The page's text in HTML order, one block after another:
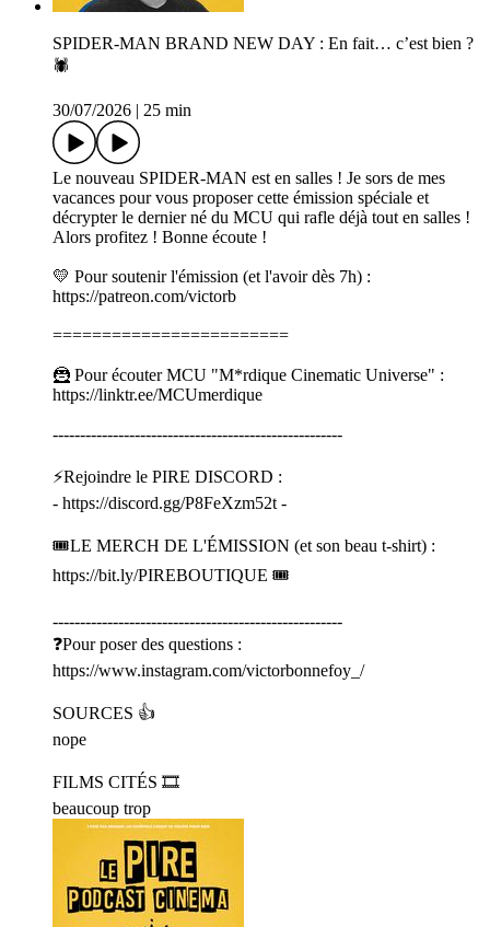
SPIDER-MAN BRAND NEW DAY : En fait… c’est bien ?
🕷️
30/07/2026 25 min
Le nouveau SPIDER-MAN est en salles ! Je sors de mes
vacances pour vous proposer cette émission spéciale et
décrypter le dernier né du MCU qui rafle déjà tout en salles !
Alors profitez ! Bonne écoute !
💛 Pour soutenir l'émission (et l'avoir dès 7h) :
⁠⁠⁠⁠⁠⁠⁠⁠⁠⁠⁠⁠⁠⁠⁠⁠⁠⁠⁠⁠⁠⁠⁠⁠⁠⁠⁠⁠⁠⁠⁠⁠⁠⁠⁠⁠⁠⁠⁠⁠⁠⁠⁠⁠⁠⁠⁠⁠⁠⁠⁠⁠⁠⁠⁠⁠⁠⁠⁠⁠⁠⁠⁠⁠⁠⁠⁠⁠⁠⁠⁠⁠⁠⁠⁠⁠⁠⁠⁠⁠⁠⁠⁠⁠⁠⁠⁠⁠⁠⁠⁠⁠⁠⁠⁠⁠⁠⁠⁠⁠⁠⁠⁠⁠⁠⁠⁠⁠⁠⁠⁠⁠⁠⁠⁠⁠⁠⁠⁠⁠⁠⁠⁠⁠⁠⁠https://patreon.com/victorb⁠⁠⁠⁠⁠⁠⁠⁠⁠⁠⁠⁠⁠⁠⁠⁠⁠⁠⁠⁠⁠⁠⁠⁠⁠⁠⁠⁠⁠⁠⁠⁠⁠⁠⁠⁠⁠⁠⁠⁠⁠⁠⁠⁠⁠⁠⁠⁠⁠⁠⁠⁠⁠⁠⁠⁠⁠⁠⁠⁠⁠⁠⁠⁠⁠⁠⁠⁠⁠⁠⁠⁠⁠⁠⁠⁠⁠⁠⁠⁠⁠⁠⁠⁠⁠⁠⁠⁠⁠⁠⁠⁠⁠⁠⁠⁠⁠⁠⁠⁠⁠⁠⁠⁠⁠⁠⁠⁠⁠⁠⁠⁠⁠⁠⁠⁠⁠⁠⁠⁠⁠⁠⁠⁠⁠⁠
========================
🦹 Pour écouter MCU "M*rdique Cinematic Universe" :
⁠⁠⁠⁠⁠⁠⁠⁠⁠⁠⁠⁠⁠⁠⁠⁠⁠⁠⁠⁠⁠⁠⁠⁠⁠⁠⁠⁠⁠⁠⁠⁠⁠⁠⁠⁠⁠⁠⁠⁠⁠⁠⁠⁠⁠⁠⁠⁠⁠⁠⁠⁠⁠⁠⁠⁠⁠⁠⁠⁠⁠⁠⁠⁠⁠⁠⁠⁠⁠⁠⁠⁠⁠⁠⁠⁠⁠⁠⁠⁠⁠⁠⁠⁠⁠⁠⁠⁠⁠⁠⁠⁠⁠⁠⁠⁠⁠⁠⁠⁠⁠⁠⁠⁠⁠⁠⁠⁠⁠⁠⁠⁠⁠⁠⁠⁠⁠⁠⁠⁠⁠⁠⁠⁠⁠⁠https://linktr.ee/MCUmerdique⁠⁠⁠⁠⁠⁠⁠⁠⁠⁠⁠⁠⁠⁠⁠⁠⁠⁠⁠⁠⁠⁠⁠⁠⁠⁠⁠⁠⁠⁠⁠⁠⁠⁠⁠⁠⁠⁠⁠⁠⁠⁠⁠⁠⁠⁠⁠⁠⁠⁠⁠⁠⁠⁠⁠⁠⁠⁠⁠⁠⁠⁠⁠⁠⁠⁠⁠⁠⁠⁠⁠⁠⁠⁠⁠⁠⁠⁠⁠⁠⁠⁠⁠⁠⁠⁠⁠⁠⁠⁠⁠⁠⁠⁠⁠⁠⁠⁠⁠⁠⁠⁠⁠⁠⁠⁠⁠⁠⁠⁠⁠⁠⁠⁠⁠⁠⁠⁠⁠⁠⁠⁠⁠⁠⁠⁠
-----------------------------------------------------
⚡Rejoindre le PIRE DISCORD :
- ⁠⁠⁠⁠⁠⁠⁠⁠⁠⁠⁠⁠⁠⁠⁠⁠⁠⁠⁠⁠⁠⁠⁠⁠⁠⁠⁠⁠⁠⁠⁠⁠⁠⁠⁠⁠⁠⁠⁠⁠⁠⁠⁠⁠⁠⁠⁠⁠⁠⁠⁠⁠⁠⁠⁠⁠⁠⁠⁠⁠⁠⁠⁠⁠⁠⁠⁠⁠⁠⁠⁠⁠⁠⁠⁠⁠⁠⁠⁠⁠⁠⁠⁠⁠⁠⁠⁠⁠⁠⁠⁠⁠⁠⁠⁠⁠⁠⁠⁠⁠⁠⁠⁠⁠⁠⁠⁠⁠⁠⁠⁠⁠⁠⁠⁠⁠⁠⁠⁠⁠⁠⁠⁠⁠⁠⁠https://discord.gg/P8FeXzm52t⁠⁠⁠⁠⁠⁠⁠⁠⁠⁠⁠⁠⁠⁠⁠⁠⁠⁠⁠⁠⁠⁠⁠⁠⁠⁠⁠⁠⁠⁠⁠⁠⁠⁠⁠⁠⁠⁠⁠⁠⁠⁠⁠⁠⁠⁠⁠⁠⁠⁠⁠⁠⁠⁠⁠⁠⁠⁠⁠⁠⁠⁠⁠⁠⁠⁠⁠⁠⁠⁠⁠⁠⁠⁠⁠⁠⁠⁠⁠⁠⁠⁠⁠⁠⁠⁠⁠⁠⁠⁠⁠⁠⁠⁠⁠⁠⁠⁠⁠⁠⁠⁠⁠⁠⁠⁠⁠⁠⁠⁠⁠⁠⁠⁠⁠⁠⁠⁠⁠⁠⁠⁠⁠⁠⁠⁠ -
🎟️LE MERCH DE L'ÉMISSION (et son beau t-shirt) :
⁠⁠⁠⁠⁠⁠⁠⁠⁠⁠⁠⁠⁠⁠⁠⁠⁠⁠⁠⁠⁠⁠⁠⁠⁠⁠⁠⁠⁠⁠⁠⁠⁠⁠⁠⁠⁠⁠⁠⁠⁠⁠⁠⁠⁠⁠⁠⁠⁠⁠⁠⁠⁠⁠⁠⁠⁠⁠⁠⁠⁠⁠⁠⁠⁠⁠⁠⁠⁠⁠⁠⁠⁠⁠⁠⁠⁠⁠⁠⁠⁠⁠⁠⁠⁠⁠⁠⁠⁠⁠⁠⁠⁠⁠⁠⁠⁠⁠⁠⁠⁠⁠⁠⁠⁠⁠⁠⁠⁠⁠⁠⁠⁠⁠⁠⁠⁠⁠⁠⁠⁠⁠⁠⁠⁠⁠https://bit.ly/PIREBOUTIQUE⁠⁠⁠⁠⁠⁠⁠⁠⁠⁠⁠⁠⁠⁠⁠⁠⁠⁠⁠⁠⁠⁠⁠⁠⁠⁠⁠⁠⁠⁠⁠⁠⁠⁠⁠⁠⁠⁠⁠⁠⁠⁠⁠⁠⁠⁠⁠⁠⁠⁠⁠⁠⁠⁠⁠⁠⁠⁠⁠⁠⁠⁠⁠⁠⁠⁠⁠⁠⁠⁠⁠⁠⁠⁠⁠⁠⁠⁠⁠⁠⁠⁠⁠⁠⁠⁠⁠⁠⁠⁠⁠⁠⁠⁠⁠⁠⁠⁠⁠⁠⁠⁠⁠⁠⁠⁠⁠⁠⁠⁠⁠⁠⁠⁠⁠⁠⁠⁠⁠⁠⁠⁠⁠⁠⁠⁠ 🎟️
-----------------------------------------------------
❓Pour poser des questions :
⁠⁠⁠⁠⁠⁠⁠⁠⁠⁠⁠⁠⁠⁠⁠⁠⁠⁠⁠⁠⁠⁠⁠⁠⁠⁠⁠⁠⁠⁠⁠⁠⁠⁠⁠⁠⁠⁠⁠⁠⁠⁠⁠⁠⁠⁠⁠⁠⁠⁠⁠⁠⁠⁠⁠⁠⁠⁠⁠⁠⁠⁠⁠⁠⁠⁠⁠⁠⁠⁠⁠⁠⁠⁠⁠⁠⁠⁠⁠⁠⁠⁠⁠⁠⁠⁠⁠⁠⁠⁠⁠⁠⁠⁠⁠⁠⁠⁠⁠⁠⁠⁠⁠⁠⁠⁠⁠⁠⁠⁠⁠⁠⁠⁠⁠⁠⁠⁠⁠⁠⁠⁠⁠⁠⁠⁠https://www.instagram.com/victorbonnefoy_/⁠⁠⁠⁠⁠⁠⁠⁠⁠⁠⁠⁠⁠⁠⁠⁠⁠⁠⁠⁠⁠⁠⁠⁠⁠⁠⁠⁠⁠⁠⁠⁠⁠⁠⁠⁠⁠⁠⁠⁠⁠⁠⁠⁠⁠⁠⁠⁠⁠⁠⁠⁠⁠⁠⁠⁠⁠⁠⁠⁠⁠⁠⁠⁠⁠⁠⁠⁠⁠⁠⁠⁠⁠⁠⁠⁠⁠⁠⁠⁠⁠⁠⁠⁠⁠⁠⁠⁠⁠⁠⁠⁠⁠⁠⁠⁠⁠⁠⁠⁠⁠⁠⁠⁠⁠⁠⁠⁠⁠⁠⁠⁠⁠⁠⁠⁠⁠⁠⁠⁠⁠⁠⁠⁠⁠⁠
SOURCES 👍
nope
FILMS CITÉS 🎞️
beaucoup trop